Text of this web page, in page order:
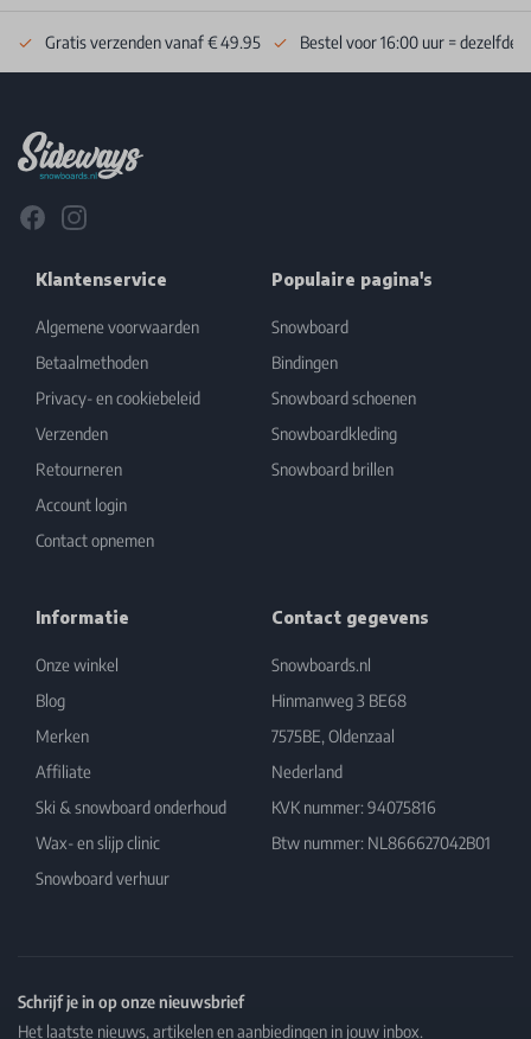
Gratis verzenden vanaf € 49.95 Bestel voor 16:00 uur = dezelfde
FacebookInstagram
Klantenservice
Algemene voorwaarden
Betaalmethoden
Privacy- en cookiebeleid
Verzenden
Retourneren
Account login
Contact opnemen
Populaire pagina's
Snowboard
Bindingen
Snowboard schoenen
Snowboardkleding
Snowboard brillen
Informatie
Onze winkel
Blog
Merken
Affiliate
Ski & snowboard onderhoud
Wax- en slijp clinic
Snowboard verhuur
Contact gegevens
Snowboards.nl
Hinmanweg 3 BE68
7575BE, Oldenzaal
Nederland
KVK nummer: 94075816
Btw nummer: NL866627042B01
Schrijf je in op onze nieuwsbrief
Het laatste nieuws, artikelen en aanbiedingen in jouw inbox.